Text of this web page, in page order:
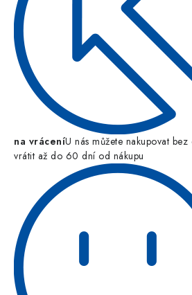
na vráceníU nás můžete nakupovat
vrátit až do 60 dní od nákupu